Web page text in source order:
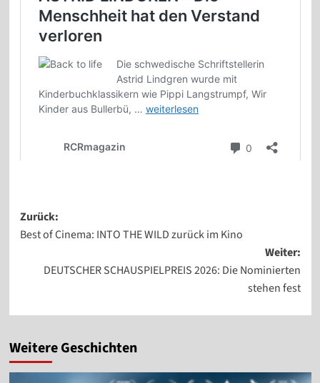
Beitragsnavigation
Zurück:
Best of Cinema: INTO THE WILD zurück im Kino
Weiter:
DEUTSCHER SCHAUSPIELPREIS 2026: Die Nominierten
stehen fest
Weitere Geschichten